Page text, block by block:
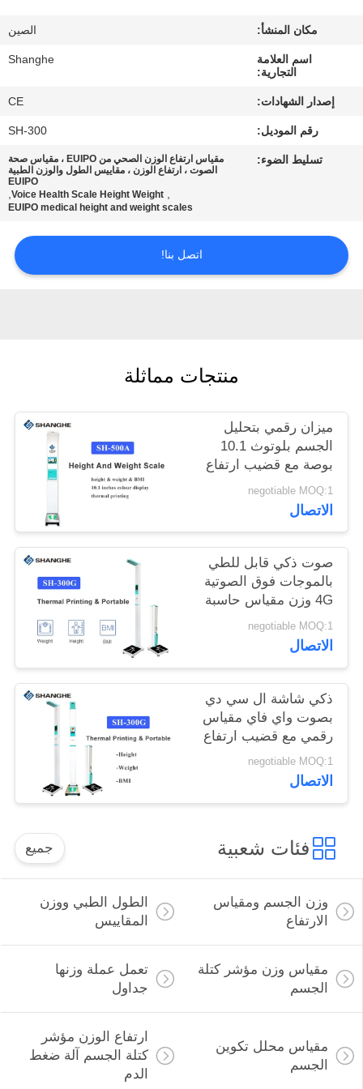
المصنع
مراقبة
الجودة
اطلب
الموقع
PRIVACY
POLICY
مكان المنشأ: الصين
اسم العلامة
التجارية:
Shanghe
إصدار الشهادات: CE
رقم الموديل: SH-300
تسليط الضوء:
مقياس ارتفاع الوزن الصحي من EUIPO ، مقياس صحة
الصوت ، ارتفاع الوزن ، مقاييس الطول والوزن الطبية
EUIPO
,
Voice Health Scale Height Weight
,
EUIPO medical height and weight scales
اتصل بنا!
منتجات مماثلة
ميزان رقمي بتحليل
الجسم بلوتوث 10.1
بوصة مع قضيب ارتفاع
negotiable MOQ:1
الاتصال
صوت ذكي قابل للطي
بالموجات فوق الصوتية
4G وزن مقياس حاسبة
مؤشر كتلة الجسم
negotiable MOQ:1
الاتصال
ذكي شاشة ال سي دي
بصوت واي فاي مقياس
رقمي مع قضيب ارتفاع
negotiable MOQ:1
الاتصال
فئات شعبية جميع
وزن الجسم ومقياس
الارتفاع
الطول الطبي ووزن
المقاييس
مقياس وزن مؤشر كتلة
الجسم
تعمل عملة وزنها
جداول
مقياس محلل تكوين
الجسم
ارتفاع الوزن مؤشر
كتلة الجسم آلة ضغط
الدم